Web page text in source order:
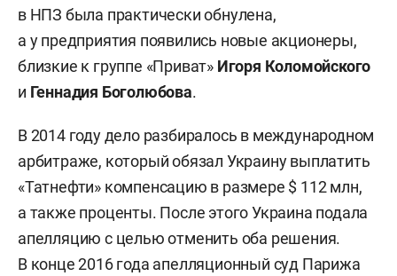
в НПЗ была практически обнулена,
а у предприятия появились новые акционеры,
близкие к группе «Приват» Игоря Коломойского
и Геннадия Боголюбова.
В 2014 году дело разбиралось в международном
арбитраже, который обязал Украину выплатить
«Татнефти» компенсацию в размере $ 112 млн,
а также проценты. После этого Украина подала
апелляцию с целью отменить оба решения.
В конце 2016 года апелляционный суд Парижа